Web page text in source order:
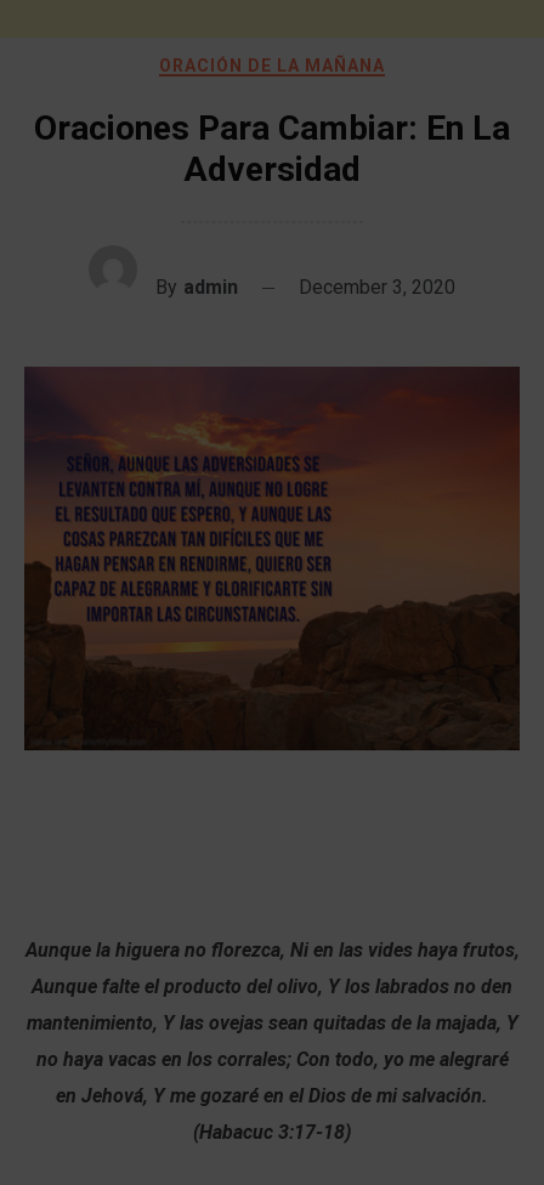
ORACIÓN DE LA MAÑANA
Oraciones Para Cambiar: En La
Adversidad
By admin December 3, 2020
Aunque la higuera no florezca, Ni en las vides haya frutos,
Aunque falte el producto del olivo, Y los labrados no den
mantenimiento, Y las ovejas sean quitadas de la majada, Y
no haya vacas en los corrales; Con todo, yo me alegraré
en Jehová, Y me gozaré en el Dios de mi salvación.
(Habacuc 3:17-18)